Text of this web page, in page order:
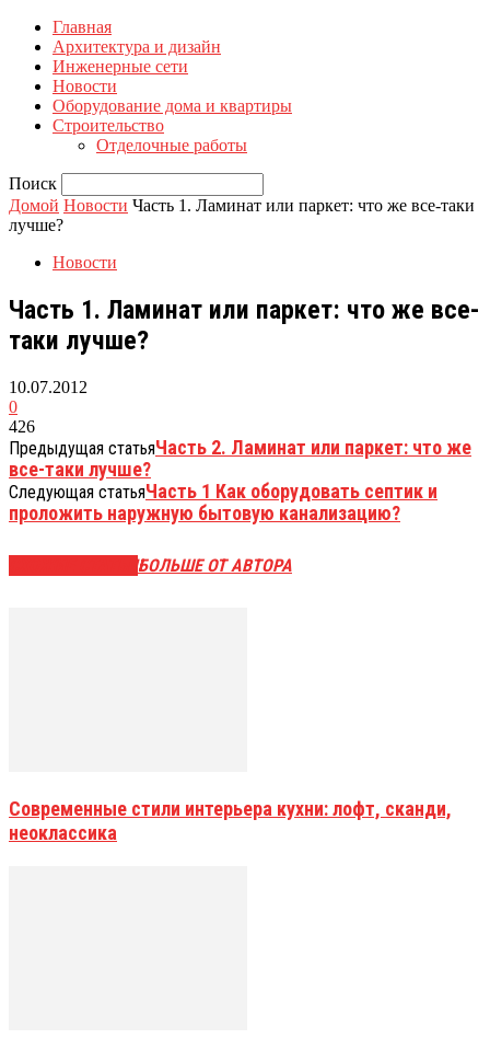
Главная
Архитектура и дизайн
Инженерные сети
Новости
Оборудование дома и квартиры
Строительство
Отделочные работы
Поиск
Домой Новости Часть 1. Ламинат или паркет: что же все-таки
лучше?
Новости
Часть 1. Ламинат или паркет: что же все-
таки лучше?
10.07.2012
0
426
Предыдущая статьяЧасть 2. Ламинат или паркет: что же
все-таки лучше?
Следующая статьяЧасть 1 Как оборудовать септик и
проложить наружную бытовую канализацию?
БОЛЬШЕ ОТ АВТОРА
Современные стили интерьера кухни: лофт, сканди,
неоклассика